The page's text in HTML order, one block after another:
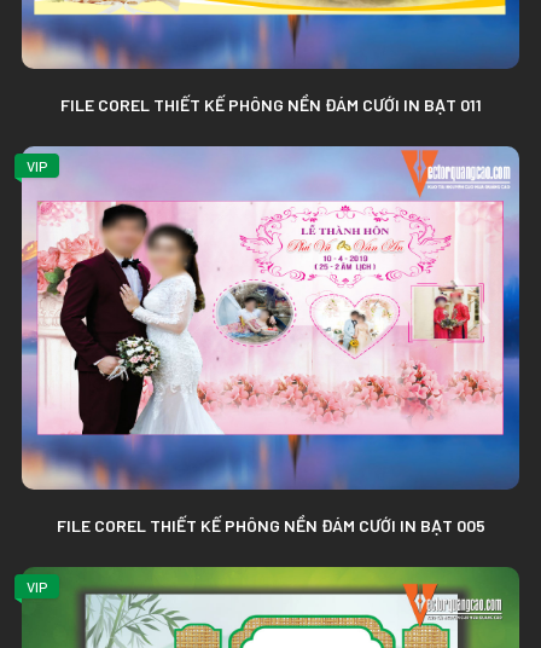
FILE COREL THIẾT KẾ PHÔNG NỀN ĐÁM CƯỚI IN BẠT 011
VIP
FILE COREL THIẾT KẾ PHÔNG NỀN ĐÁM CƯỚI IN BẠT 005
VIP